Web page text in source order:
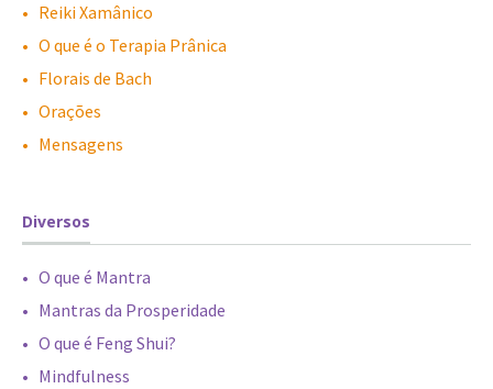
• Reiki Xamânico
• O que é o Terapia Prânica
• Florais de Bach
• Orações
• Mensagens
Diversos
• O que é Mantra
• Mantras da Prosperidade
• O que é Feng Shui?
• Mindfulness